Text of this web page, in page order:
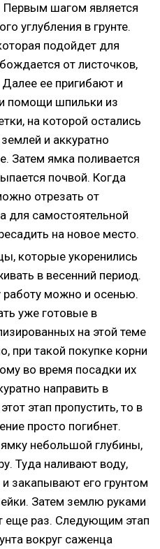
шагом является
углубления в грунте.
подойдет для
от листочков,
ее пригибают и
помощи шпильки из
на которой остались
и аккуратно
Затем ямка поливается
почвой. Когда
отрезать от
для самостоятельной
на новое место.
которые укоренились
в весенний период.
работу можно и осенью.
уже готовые в
на этой теме
при такой покупке корни
во время посадки их
направить в
этап пропустить, то в
просто погибнет.
небольшой глубины,
Туда наливают воду,
закапывают его грунтом
Затем землю руками
еще раз. Следующим этап
вокруг саженца